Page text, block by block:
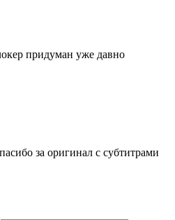
придуман уже давно
за оригинал с субтитрами